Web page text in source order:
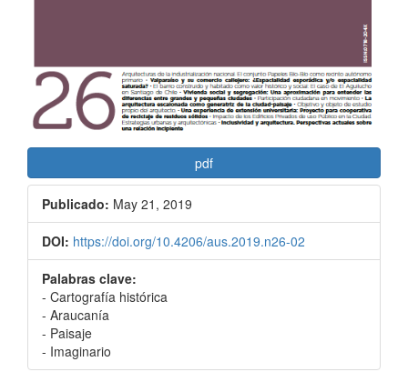
pdf
Publicado: May 21, 2019
DOI: https://doi.org/10.4206/aus.2019.n26-02
Palabras clave:
- Cartografía histórica
- Araucanía
- Paisaje
- Imaginario